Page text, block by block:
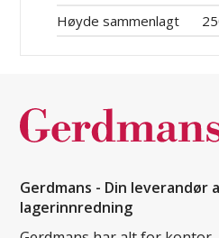
Høyde sammenlagt
Gerdmans - Din leverandør
lagerinnredning